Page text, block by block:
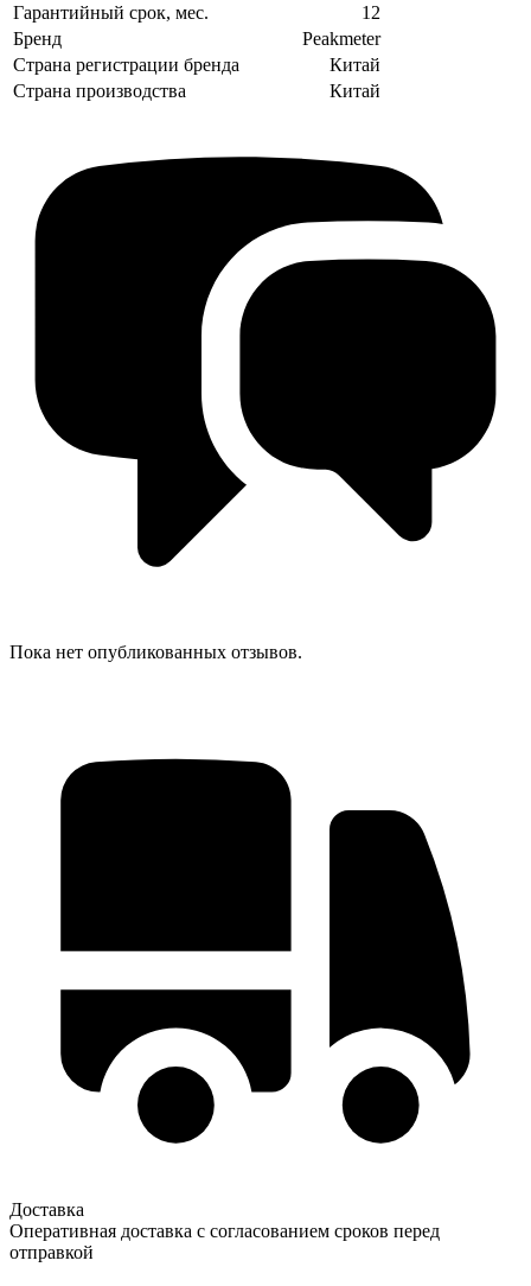
Гарантийный срок, мес.
12
Бренд
Peakmeter
Страна регистрации бренда
Китай
Страна производства
Китай
Пока нет опубликованных отзывов.
Доставка
Оперативная доставка с согласованием сроков перед
отправкой